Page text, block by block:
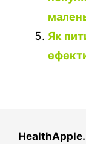
Як